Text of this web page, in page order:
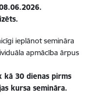
.
ieplānot semināra
apmācība ārpus
kā 30 dienas pirms
kursa semināra.